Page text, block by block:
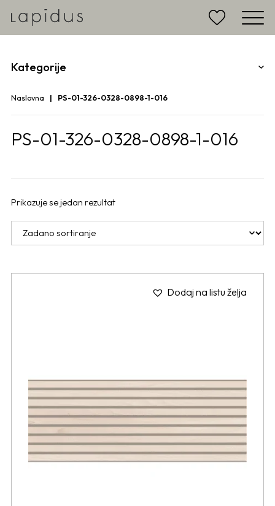
Kategorije
Naslovna PS-01-326-0328-0898-1-016
PS-01-326-0328-0898-1-016
Prikazuje se jedan rezultat
Dodaj na listu želja